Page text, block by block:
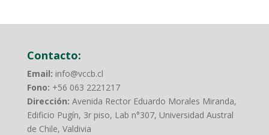
Contacto:
Email: info@vccb.cl
Fono: +56 063 2221217
Dirección: Avenida Rector Eduardo Morales Miranda,
Edificio Pugín, 3r piso, Lab n°307, Universidad Austral
de Chile, Valdivia